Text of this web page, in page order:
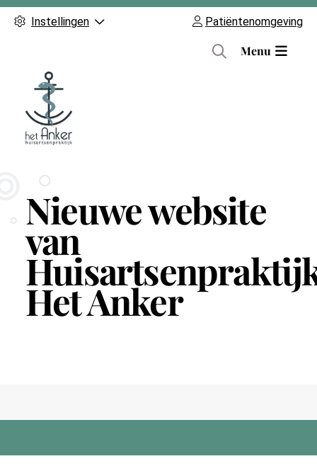
Instellingen Patiëntenomgeving
H
u
Menu
Nieuwe website
van
Het Anker